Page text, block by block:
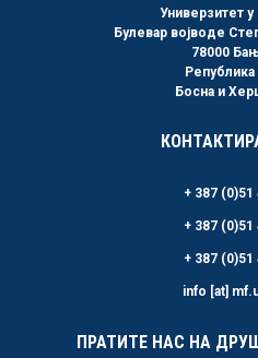
Универзитет
Булевар војводе
78000
Босна и
+ 387 (0)51
+ 387 (0)51
+ 387 (0)51
info [at]
ПРАТИТЕ НАС НА